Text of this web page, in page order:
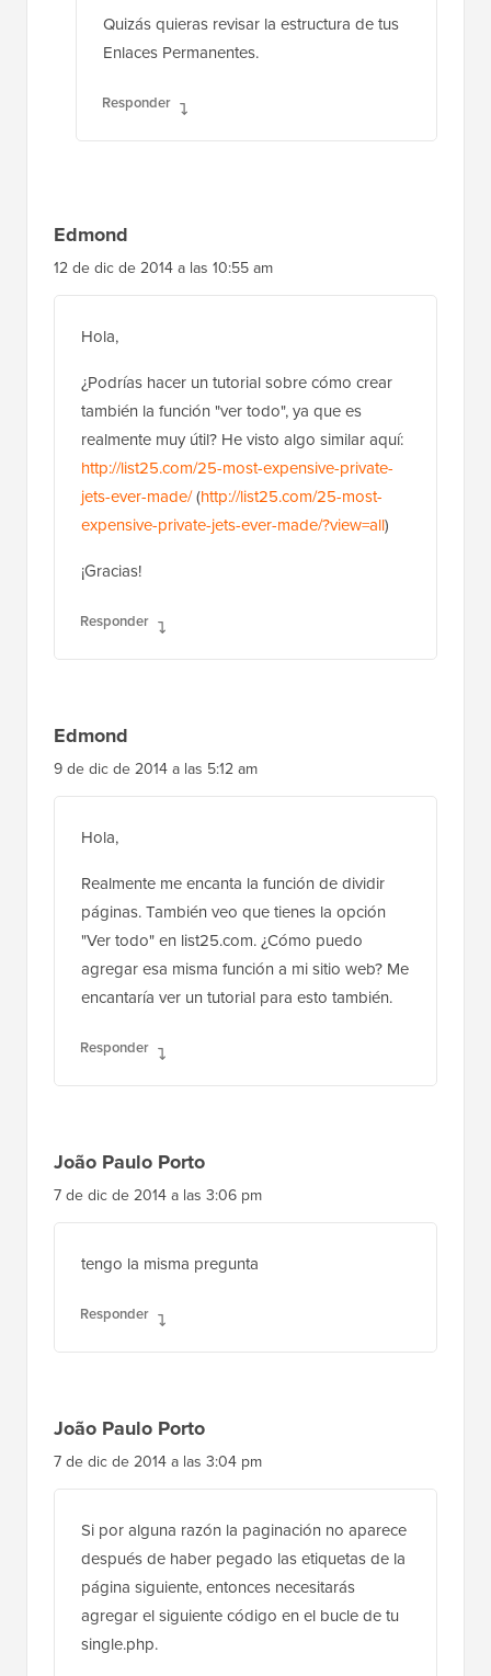
Quizás quieras revisar la estructura de tus
Enlaces Permanentes.
Responder
Edmond
12 de dic de 2014 a las 10:55 am
Hola,
¿Podrías hacer un tutorial sobre cómo crear
también la función "ver todo", ya que es
realmente muy útil? He visto algo similar aquí:
http://list25.com/25-most-expensive-private-
jets-ever-made/(http://list25.com/25-most-
expensive-private-jets-ever-made/?view=all)
¡Gracias!
Responder
Edmond
9 de dic de 2014 a las 5:12 am
Hola,
Realmente me encanta la función de dividir
páginas. También veo que tienes la opción
"Ver todo" en list25.com. ¿Cómo puedo
agregar esa misma función a mi sitio web? Me
encantaría ver un tutorial para esto también.
Responder
João Paulo Porto
7 de dic de 2014 a las 3:06 pm
tengo la misma pregunta
Responder
João Paulo Porto
7 de dic de 2014 a las 3:04 pm
Si por alguna razón la paginación no aparece
después de haber pegado las etiquetas de la
página siguiente, entonces necesitarás
agregar el siguiente código en el bucle de tu
single.php.